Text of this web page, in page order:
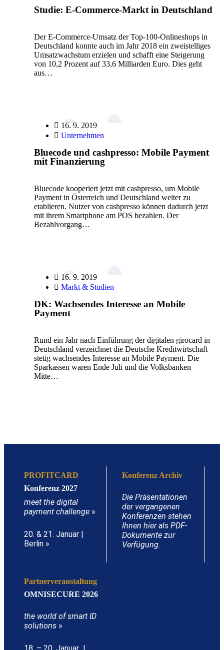
Studie: E-Commerce-Markt in Deutschland
Der E-Commerce-Umsatz der Top-100-Onlineshops in
Deutschland konnte auch im Jahr 2018 ein zweistelliges
Umsatzwachstum erzielen und schafft eine Steigerung
von 10,2 Prozent auf 33,6 Milliarden Euro. Dies geht
aus…
16. 9. 2019
Unternehmen
Bluecode und cashpresso: Mobile Payment
mit Finanzierung
Bluecode kooperiert jetzt mit cashpresso, um Mobile
Payment in Österreich und Deutschland weiter zu
etablieren. Nutzer von cashpresso können dadurch jetzt
mit ihrem Smartphone am POS bezahlen. Der
Bezahlvorgang…
16. 9. 2019
Markt & Studien
DK: Wachsendes Interesse an Mobile
Payment
Rund ein Jahr nach Einführung der digitalen girocard in
Deutschland verzeichnet die Deutsche Kreditwirtschaft
stetig wachsendes Interesse an Mobile Payment. Die
Sparkassen waren Ende Juli und die Volksbanken
Mitte…
PROFITCARD
Konferenz 2027
meet the digital
payment challenge »
20. & 21. Januar |
Berlin »
Konferenz Archiv
Die Präsentationen
der vergangenen
Konferenzen stehen
Ihnen hier als PDF-
Dokumente zur
Verfügung.
Partnerveranstaltung
OMNISECURE 2026
the world of smart ID
solutions »